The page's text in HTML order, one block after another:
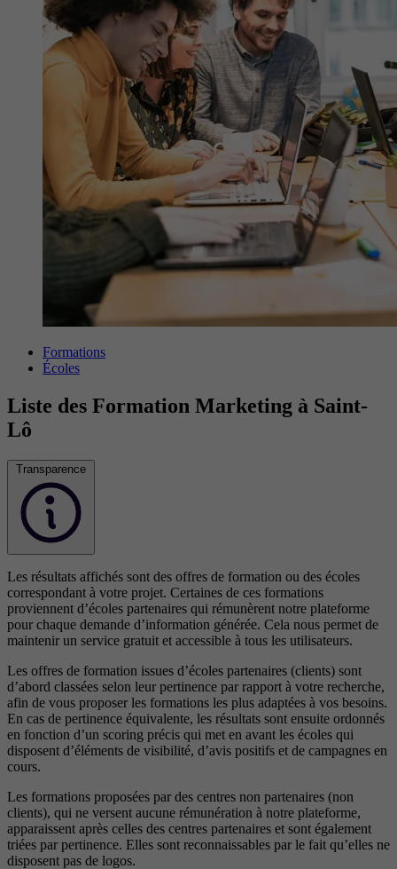
Formations
Écoles
Liste des Formation Marketing à Saint-
Lô
Transparence
Les résultats affichés sont des offres de formation ou des écoles
correspondant à votre projet. Certaines de ces formations
proviennent d’écoles partenaires qui rémunèrent notre plateforme
pour chaque demande d’information générée. Cela nous permet de
maintenir un service gratuit et accessible à tous les utilisateurs.
Les offres de formation issues d’écoles partenaires (clients) sont
d’abord classées selon leur pertinence par rapport à votre recherche,
afin de vous proposer les formations les plus adaptées à vos besoins.
En cas de pertinence équivalente, les résultats sont ensuite ordonnés
en fonction d’un scoring précis qui met en avant les écoles qui
disposent d’éléments de visibilité, d’avis positifs et de campagnes en
cours.
Les formations proposées par des centres non partenaires (non
clients), qui ne versent aucune rémunération à notre plateforme,
apparaissent après celles des centres partenaires et sont également
triées par pertinence. Elles sont reconnaissables par le fait qu’elles ne
disposent pas de logos.